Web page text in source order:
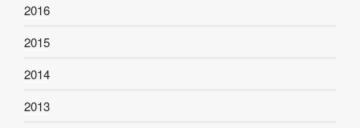
2016
2015
2014
2013